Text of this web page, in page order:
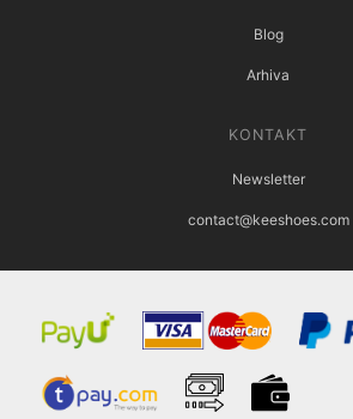
Blog
Arhiva
KONTAKT
Newsletter
contact@keeshoes.com